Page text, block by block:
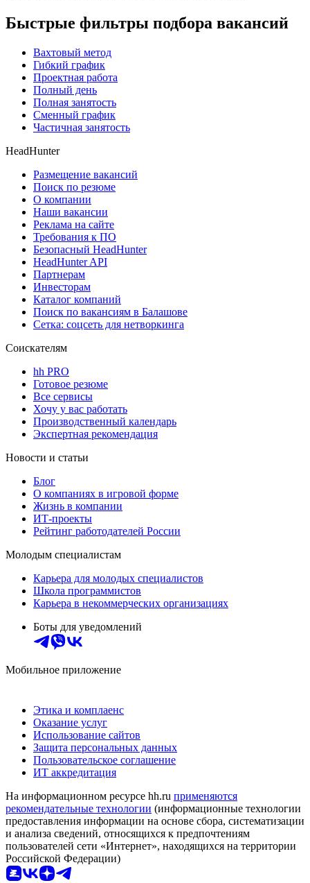
Быстрые фильтры подбора вакансий
Вахтовый метод
Гибкий график
Проектная работа
Полный день
Полная занятость
Сменный график
Частичная занятость
HeadHunter
Размещение вакансий
Поиск по резюме
О компании
Наши вакансии
Реклама на сайте
Требования к ПО
Безопасный HeadHunter
HeadHunter API
Партнерам
Инвесторам
Каталог компаний
Поиск по вакансиям в Балашове
Сетка: соцсеть для нетворкинга
Соискателям
hh PRO
Готовое резюме
Все сервисы
Хочу у вас работать
Производственный календарь
Экспертная рекомендация
Новости и статьи
Блог
О компаниях в игровой форме
Жизнь в компании
ИТ-проекты
Рейтинг работодателей России
Молодым специалистам
Карьера для молодых специалистов
Школа программистов
Карьера в некоммерческих организациях
Боты для уведомлений
Мобильное приложение
Этика и комплаенс
Оказание услуг
Использование сайтов
Защита персональных данных
Пользовательское соглашение
ИТ аккредитация
На информационном ресурсе hh.ru применяются
рекомендательные технологии (информационные технологии
предоставления информации на основе сбора, систематизации
и анализа сведений, относящихся к предпочтениям
пользователей сети «Интернет», находящихся на территории
Российской Федерации)